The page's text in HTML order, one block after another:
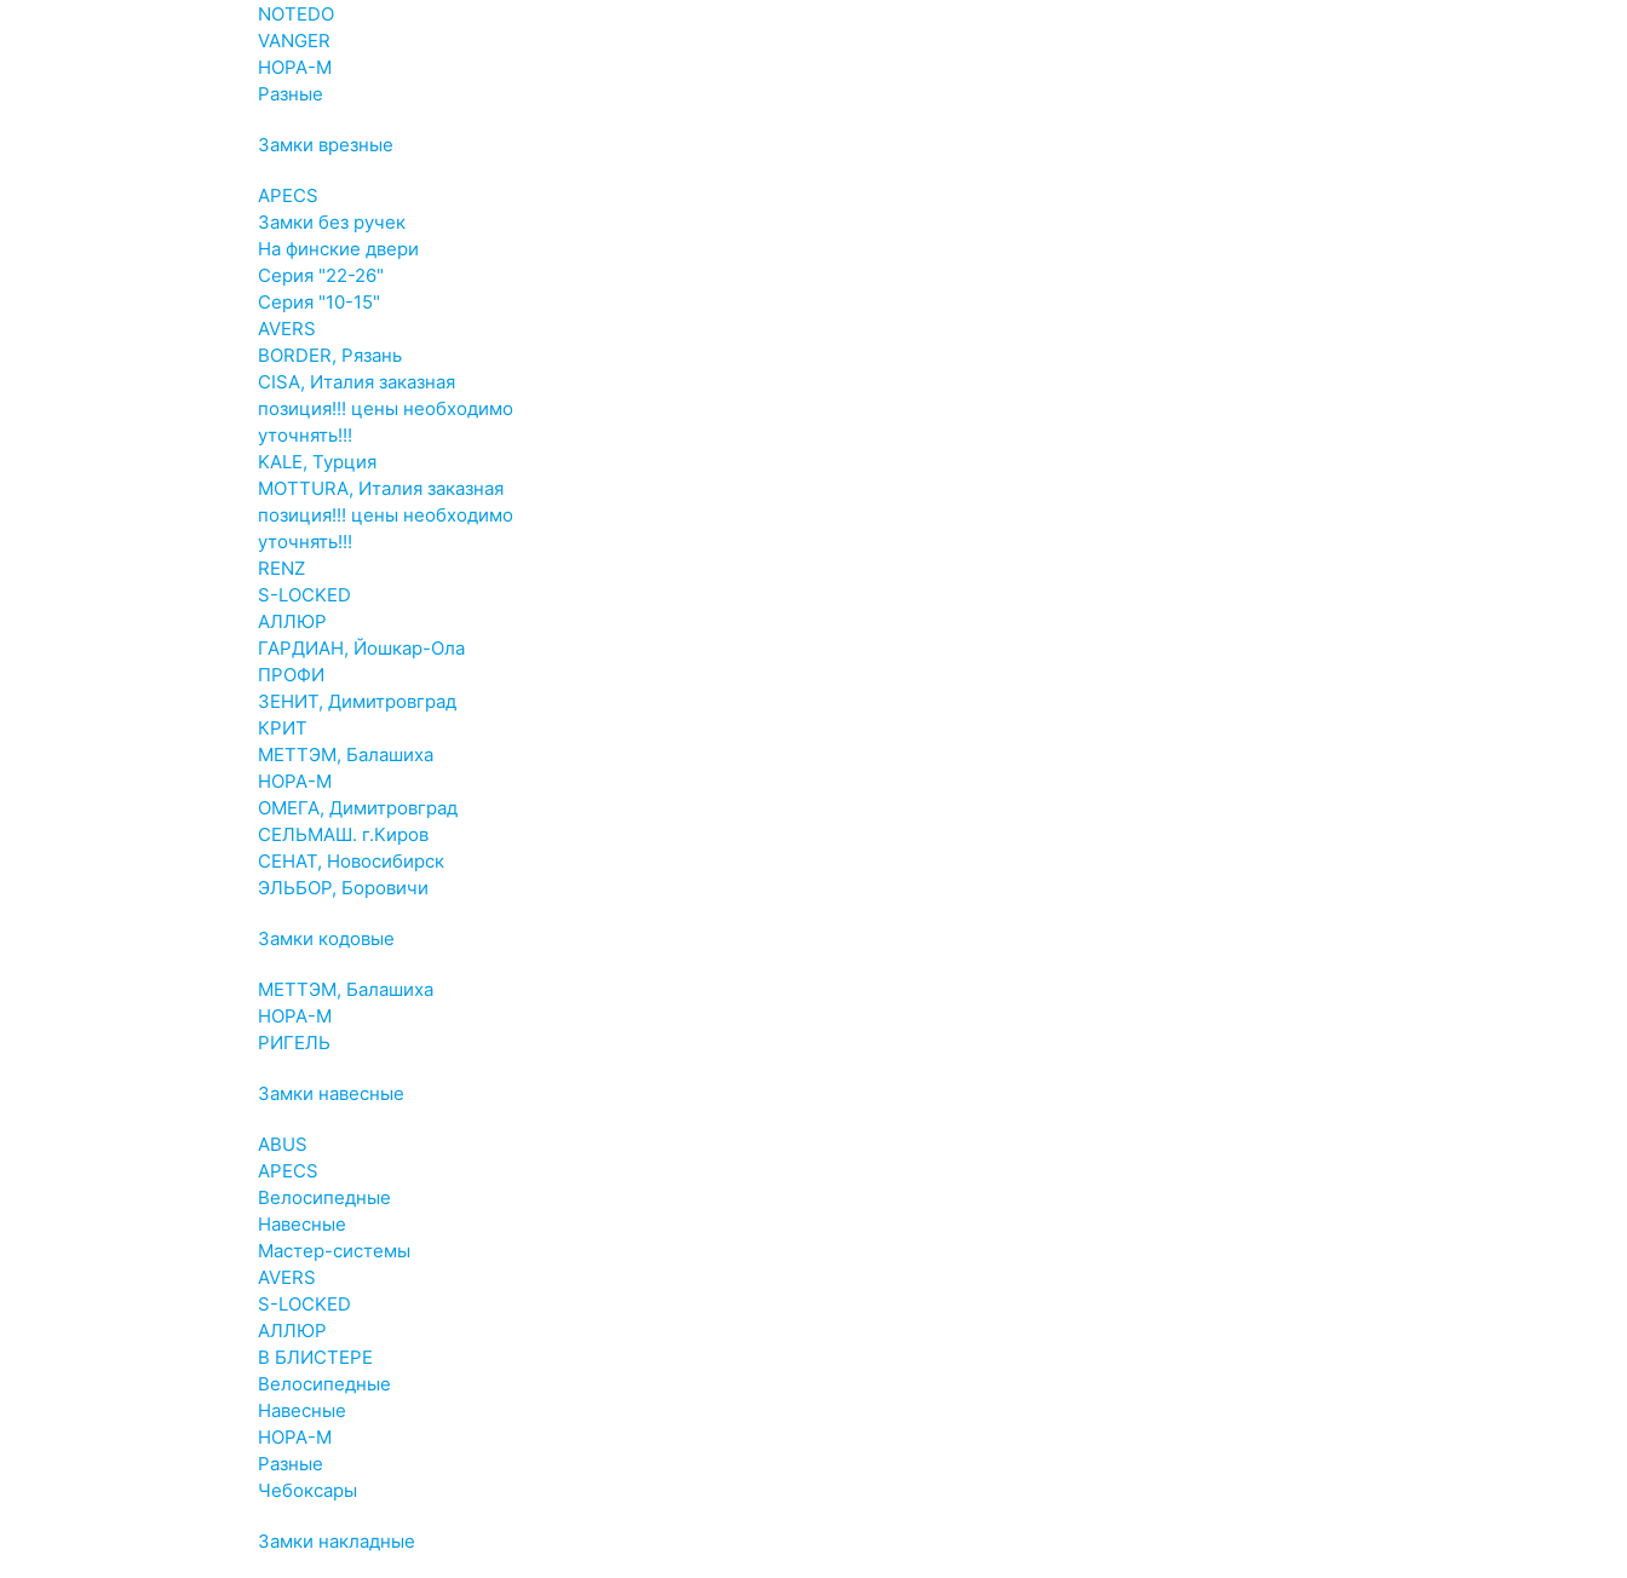
NOTEDO
VANGER
НОРА-М
Разные
Замки врезные
APECS
Замки без ручек
На финские двери
Серия "22-26"
Серия "10-15"
AVERS
BORDER, Рязань
CISA, Италия заказная
позиция!!! цены необходимо
уточнять!!!
KALE, Турция
MOTTURA, Италия заказная
позиция!!! цены необходимо
уточнять!!!
RENZ
S-LOCKED
АЛЛЮР
ГАРДИАН, Йошкар-Ола
ПРОФИ
ЗЕНИТ, Димитровград
КРИТ
МЕТТЭМ, Балашиха
НОРА-М
ОМЕГА, Димитровград
СЕЛЬМАШ. г.Киров
СЕНАТ, Новосибирск
ЭЛЬБОР, Боровичи
Замки кодовые
МЕТТЭМ, Балашиха
НОРА-М
РИГЕЛЬ
Замки навесные
ABUS
APECS
Велосипедные
Навесные
Мастер-системы
AVERS
S-LOCKED
АЛЛЮР
В БЛИСТЕРЕ
Велосипедные
Навесные
НОРА-М
Разные
Чебоксары
Замки накладные